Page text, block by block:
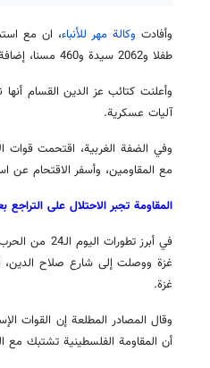
وأفادت وكالة مهر للأنباء
طفلا و2062 سيدة و460 مسنا، إضافة إلى ما يقارب 20 ألف جريح، وفقا لوزارة الصحة في غزة.
وأعلنت كتائب عز الدين القسام
آليات عسكرية.
وفي الضفة الغربية، اقتحمت قوات
مع المقاومين، وأسفر الاقتحام عن استشهاد 4
المقاومة تجبر الاحتلال على
في أبرز
غزة ووصلت إلى شارع صلاح الدين،
غزة.
وقال المصادر المطلعة إن القوات
أن المقاومة الفلسطينية تشتبك مع